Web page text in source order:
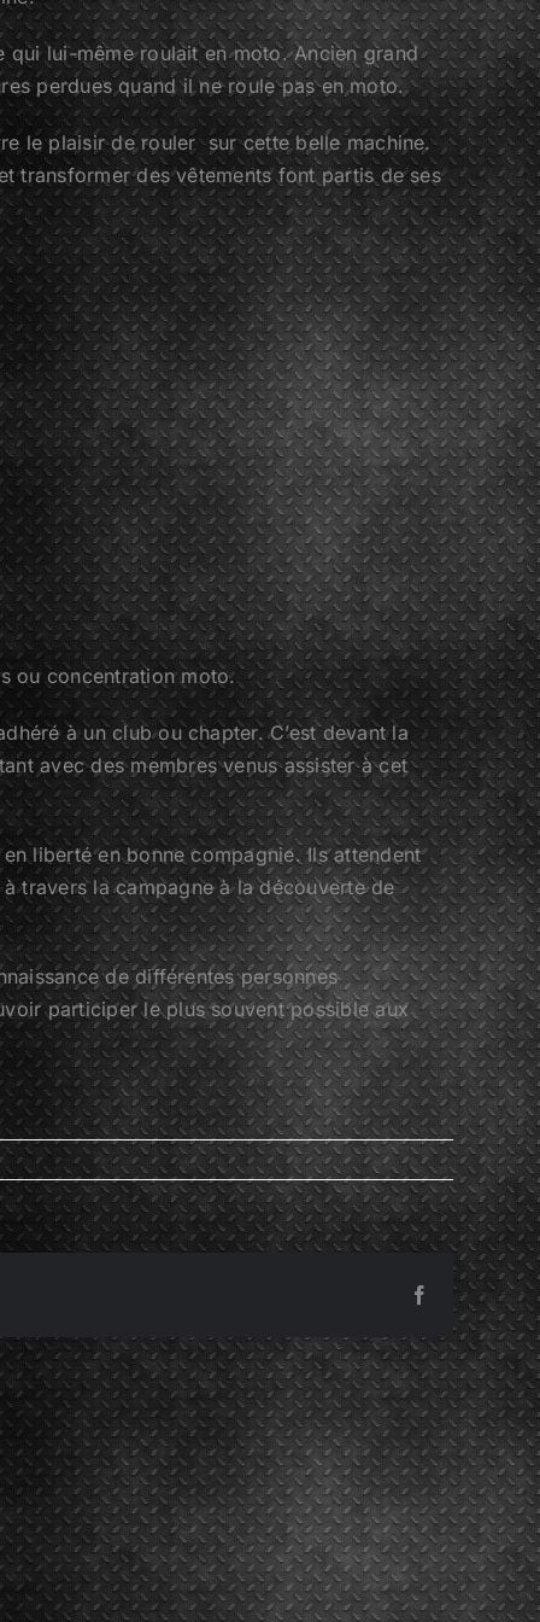
lui-même roulait en moto. Ancien grand
perdues quand il ne roule pas en moto.
le plaisir de rouler sur cette belle machine.
transformer des vêtements font partis de ses
ou concentration moto.
à un club ou chapter. C’est devant la
avec des membres venus assister à cet
liberté en bonne compagnie. Ils attendent
travers la campagne à la découverte de
de différentes personnes
participer le plus souvent possible aux
Facebook